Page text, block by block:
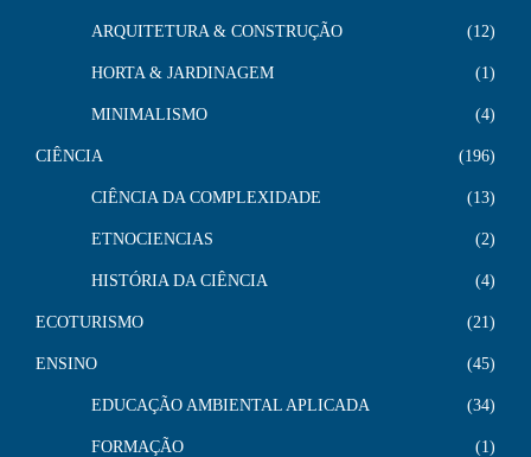
ARQUITETURA & CONSTRUÇÃO 12
HORTA & JARDINAGEM 1
MINIMALISMO 4
CIÊNCIA 196
CIÊNCIA DA COMPLEXIDADE 13
ETNOCIENCIAS 2
HISTÓRIA DA CIÊNCIA 4
ECOTURISMO 21
ENSINO 45
EDUCAÇÃO AMBIENTAL APLICADA 34
FORMAÇÃO 1